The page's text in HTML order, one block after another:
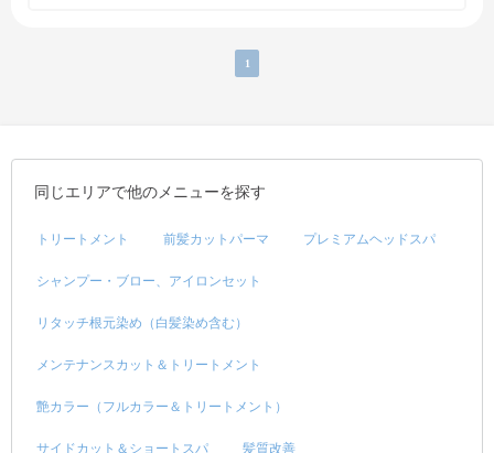
1
同じエリアで他のメニューを探す
トリートメント 前髪カットパーマ プレミアムヘッドスパ
シャンプー・ブロー、アイロンセット
リタッチ根元染め（白髪染め含む）
メンテナンスカット＆トリートメント
艶カラー（フルカラー＆トリートメント）
サイドカット＆ショートスパ 髪質改善